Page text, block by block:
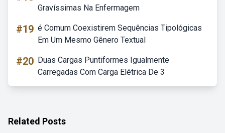
Gravíssimas Na Enfermagem
#19 é Comum Coexistirem Sequências Tipológicas
Em Um Mesmo Gênero Textual
#20 Duas Cargas Puntiformes Igualmente
Carregadas Com Carga Elétrica De 3
Related Posts